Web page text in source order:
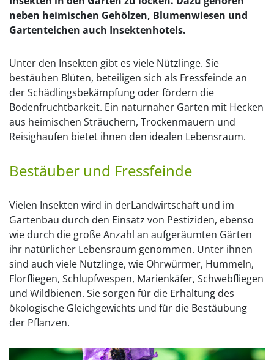
neben heimischen Gehölzen, Blumenwiesen und
Gartenteichen auch Insektenhotels.
Unter den Insekten gibt es viele Nützlinge. Sie
bestäuben Blüten, beteiligen sich als Fressfeinde an
der Schädlingsbekämpfung oder fördern die
Bodenfruchtbarkeit. Ein naturnaher Garten mit Hecken
aus heimischen Sträuchern, Trockenmauern und
Reisighaufen bietet ihnen den idealen Lebensraum.
Bestäuber und Fressfeinde
Vielen Insekten wird in derLandwirtschaft und im
Gartenbau durch den Einsatz von Pestiziden, ebenso
wie durch die große Anzahl an aufgeräumten Gärten
ihr natürlicher Lebensraum genommen. Unter ihnen
sind auch viele Nützlinge, wie Ohrwürmer, Hummeln,
Florfliegen, Schlupfwespen, Marienkäfer, Schwebfliegen
und Wildbienen. Sie sorgen für die Erhaltung des
ökologische Gleichgewichts und für die Bestäubung
der Pflanzen.